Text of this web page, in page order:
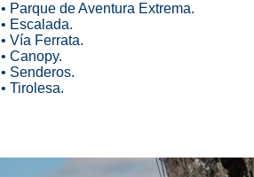
• Parque de Aventura Extrema.
• Escalada.
• Vía Ferrata.
• Canopy.
• Senderos.
• Tirolesa.